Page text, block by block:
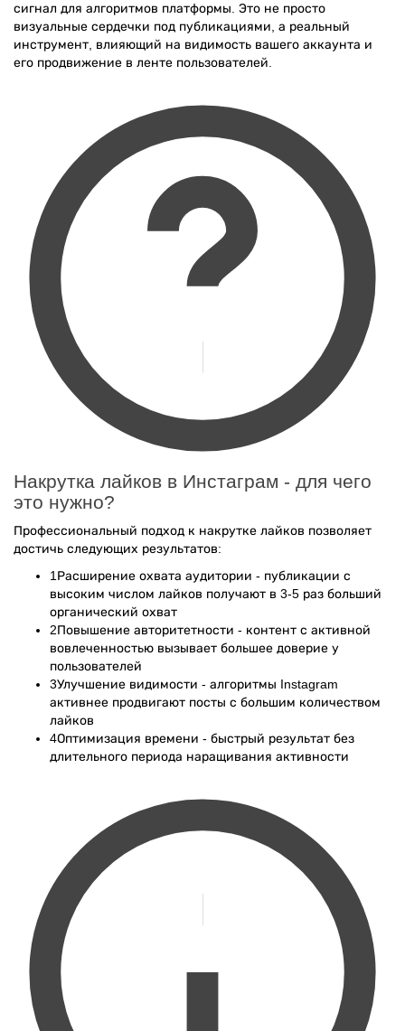
сигнал для алгоритмов платформы. Это не просто
визуальные сердечки под публикациями, а реальный
инструмент, влияющий на видимость вашего аккаунта и
его продвижение в ленте пользователей.
Накрутка лайков в Инстаграм - для чего
это нужно?
Профессиональный подход к накрутке лайков позволяет
достичь следующих результатов:
1 Расширение охвата аудитории - публикации с
высоким числом лайков получают в 3-5 раз больший
органический охват
2Повышение авторитетности - контент с активной
вовлеченностью вызывает большее доверие у
пользователей
3Улучшение видимости - алгоритмы Instagram
активнее продвигают посты с большим количеством
лайков
4Оптимизация времени - быстрый результат без
длительного периода наращивания активности